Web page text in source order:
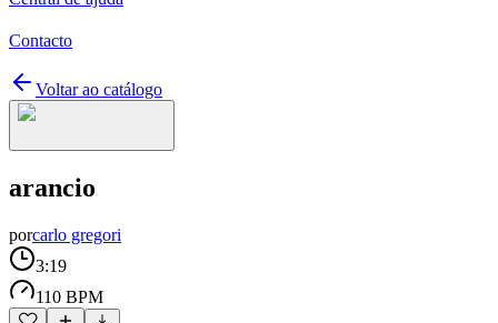
Contacto
Voltar ao catálogo
arancio
porcarlo gregori
3:19
110 BPM